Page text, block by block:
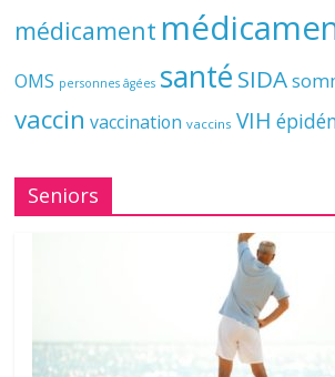
médicament
OMS personnes âgées santé SIDA
vaccin vaccination vaccins VIH
Seniors